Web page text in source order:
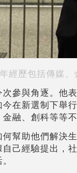
經歷包括傳媒
參與角逐。他
在新選制下舉
融、創科等等
幫助他們解決
己經驗提出，